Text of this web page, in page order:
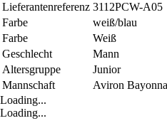
Lieferantenreferenz 3112PCW-A05
Farbe
weiß/blau
Farbe
Weiß
Geschlecht
Mann
Altersgruppe
Junior
Mannschaft
Aviron
Loading...
Loading...